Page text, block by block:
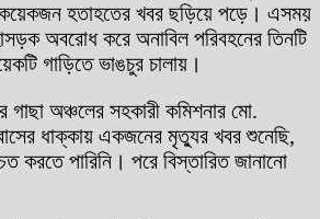
কয়েকজন হতাহতের খবর ছড়িয়ে পড়ে। এসময়
অবরোধ করে অনাবিল পরিবহনের তিনটি
গাড়িতে ভাঙচুর চালায়।
গাছা অঞ্চলের সহকারী কমিশনার মো.
ধাক্কায় একজনের মৃত্যুর খবর শুনেছি,
করতে পারিনি। পরে বিস্তারিত জানানো